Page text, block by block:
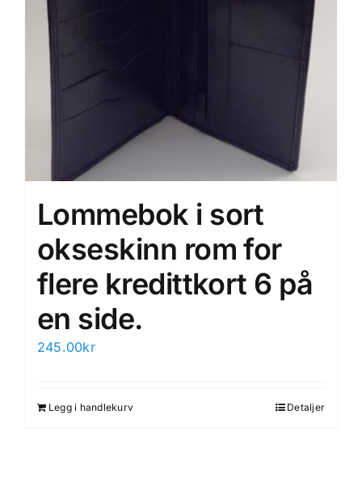
Lommebok i sort
okseskinn rom for
flere kredittkort 6 på
en side.
245.00kr
Legg i handlekurv Detaljer